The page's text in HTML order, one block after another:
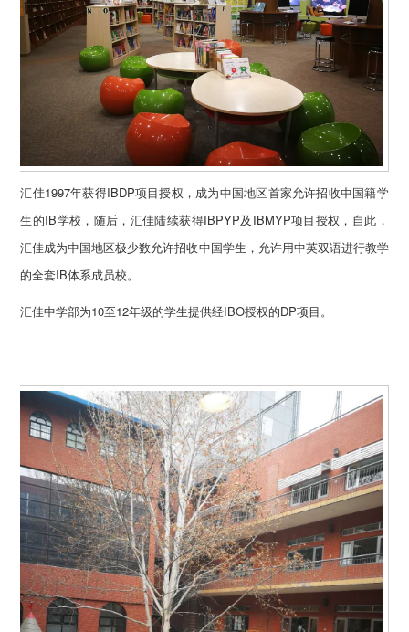
汇佳1997年获得IBDP项目授权，成为中国地区首家允许招收中国籍学
生的IB学校，随后，汇佳陆续获得IBPYP及IBMYP项目授权，自此，
汇佳成为中国地区极少数允许招收中国学生，允许用中英双语进行教学
的全套IB体系成员校。
汇佳中学部为10至12年级的学生提供经IBO授权的DP项目。